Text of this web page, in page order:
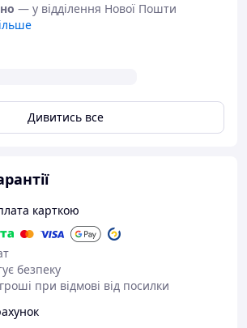
— у відділення Нової Пошти
Дивитись все
карткою
безпеку
при відмові від посилки